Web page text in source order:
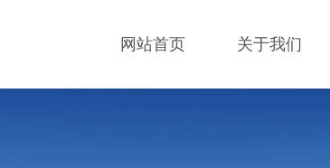
网站首页 关于我们